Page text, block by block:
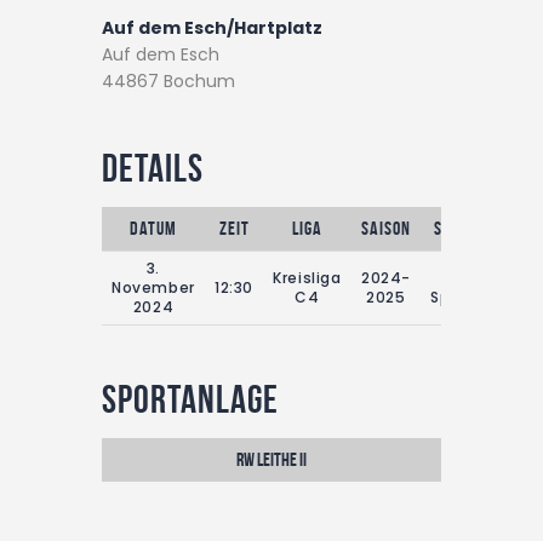
Auf dem Esch/Hartplatz
Auf dem Esch
44867 Bochum
Details
Datum Zeit Liga Saison Spieltag
3.
November
2024
12:30
Kreisliga
C4
2024-
2025
Spieltag
Sportanlage
RW Leithe II